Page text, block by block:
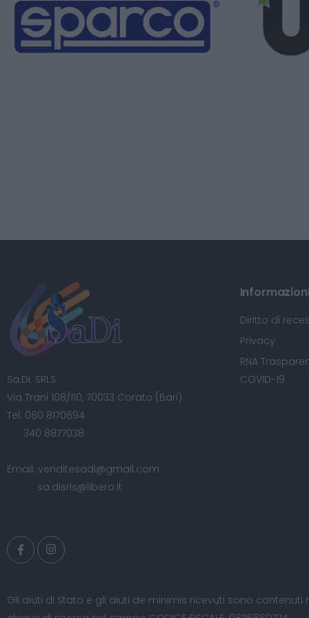
Sa.Di. SRLS
Via Trani 108/110, 70033 Corato (Bari)
Tel: 080 8170694
340 8877038
Email: venditesadi@gmail.com
sa.disrls@libero.it
Diritto di
Privacy
RNA
COVID-19
Gli aiuti di Stato e gli aiuti de minimis ricevuti sono contenuti